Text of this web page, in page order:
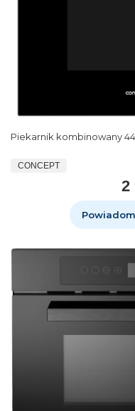
Piekarnik kombinowany 44
CONCEPT
2